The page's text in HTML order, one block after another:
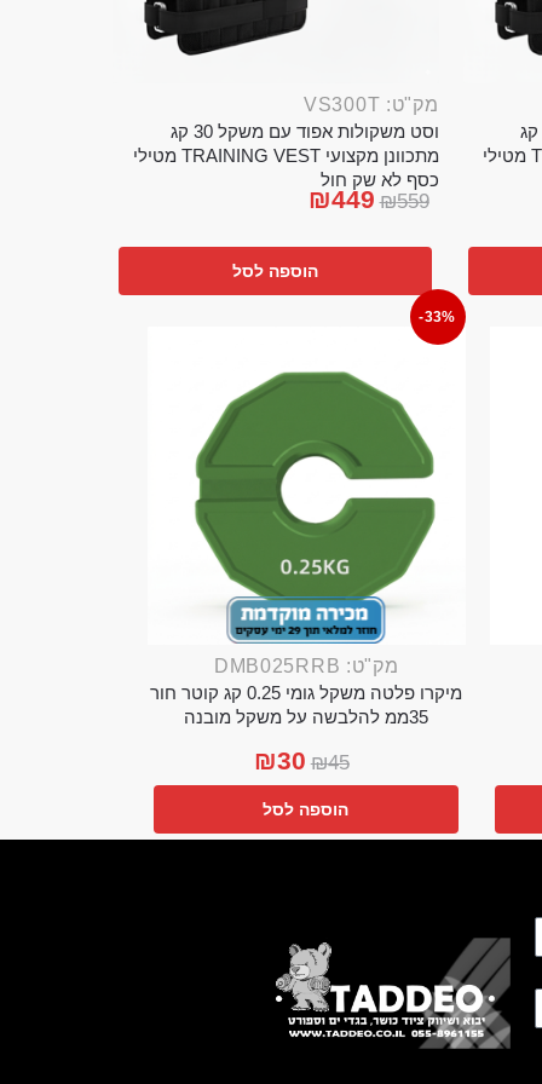
וסט משקולות אפוד עם משקל 20 קג
מתכוונן מקצועי TRAINING VEST מטילי
מק"ט: VS300T
וסט משקולות אפוד עם משקל 30 קג
מתכוונן מקצועי TRAINING VEST מטילי
כסף לא שק חול
₪559
₪449
הוספה לסל
-33%
מק"ט: DMB025RRB
מיקרו פלטה משקל גומי 0.25 קג קוטר חור
35ממ להלבשה על משקל מובנה
₪45
₪30
הוספה לסל